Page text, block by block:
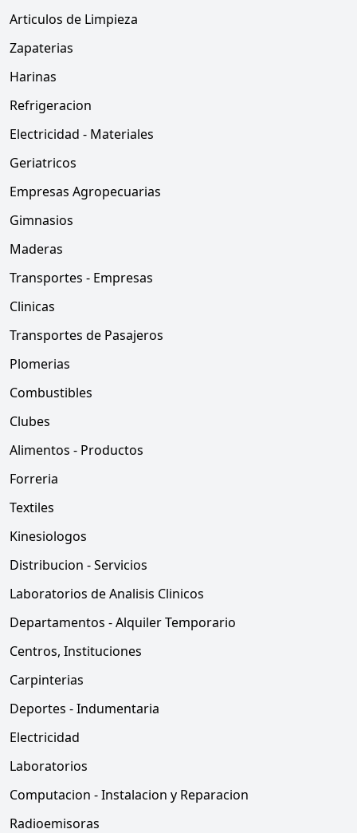
Articulos de Limpieza
Zapaterias
Harinas
Refrigeracion
Electricidad - Materiales
Geriatricos
Empresas Agropecuarias
Gimnasios
Maderas
Transportes - Empresas
Clinicas
Transportes de Pasajeros
Plomerias
Combustibles
Clubes
Alimentos - Productos
Forreria
Textiles
Kinesiologos
Distribucion - Servicios
Laboratorios de Analisis Clinicos
Departamentos - Alquiler Temporario
Centros, Instituciones
Carpinterias
Deportes - Indumentaria
Electricidad
Laboratorios
Computacion - Instalacion y Reparacion
Radioemisoras